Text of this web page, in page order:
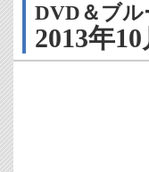
DVD＆ブル
2013年